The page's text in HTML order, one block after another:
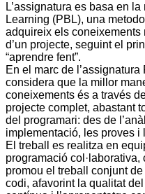
L’assignatura es basa en
Learning (PBL), una
adquireix els
d’un projecte, seguint el
“aprendre fent”.
En el marc de
considera que la millor
coneixements és a través
projecte complet, abastant
del programari: des de
implementació, les proves i
El treball es realitza en
programació
promou el treball conjunt
codi, afavorint la qualitat